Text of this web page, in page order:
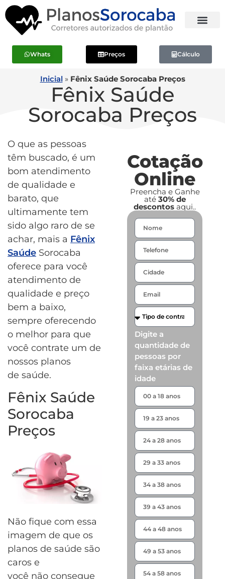
Whats Preços Cálculo
Inicial» Fênix Saúde Sorocaba Preços
Fênix Saúde
Sorocaba Preços
O que as pessoas
têm buscado, é um
bom atendimento
de qualidade e
barato, que
ultimamente tem
sido algo raro de se
achar, mais a Fênix
Saúde Sorocaba
oferece para você
atendimento de
qualidade e preço
bem a baixo,
sempre oferecendo
o melhor para que
você contrate um de
nossos planos
de saúde.
Fênix Saúde
Sorocaba
Preços
Não fique com essa
imagem de que os
planos de saúde são
caros e
você não consegue
Cotação
Online
Preencha e Ganhe
até 30% de
descontos aqui..
Digite a
quantidade de
pessoas por
faixa etárias de
idade